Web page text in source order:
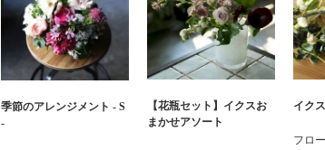
季節のアレンジメント - S
-
【花瓶セット】イクスお
まかせアソート
イク
フロ